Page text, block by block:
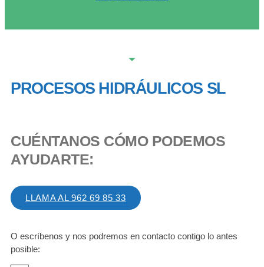
PROCESOS HIDRÁULICOS SL
CUÉNTANOS CÓMO PODEMOS
AYUDARTE:
LLAMA AL 962 69 85 33
O escríbenos y nos podremos en contacto contigo lo antes
posible: